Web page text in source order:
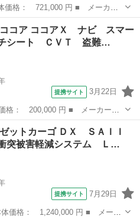
■ グレード名： カスタムＲ
４ＷＤ 純正９型ナビ バックカ
ココア ココアＸ ナビ スマー
シート ＣＶＴ 盗難…
提携サイト 3月22日
コア ■ グレード名： ココア
ート ＣＶＴ 盗難防止システ
ットカーゴ ＤＸ ＳＡＩＩ
突被害軽減システム Ｌ…
提携サイト 7月29日